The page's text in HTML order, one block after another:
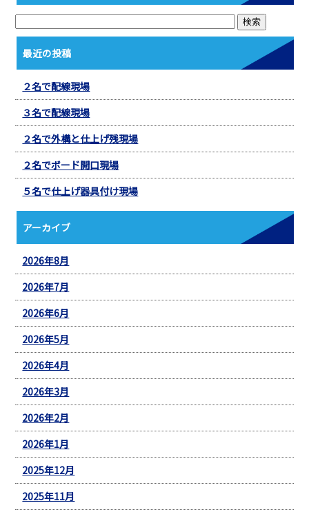
最近の投稿
２名で配線現場
３名で配線現場
２名で外構と仕上げ残現場
２名でボード開口現場
５名で仕上げ器具付け現場
アーカイブ
2026年8月
2026年7月
2026年6月
2026年5月
2026年4月
2026年3月
2026年2月
2026年1月
2025年12月
2025年11月